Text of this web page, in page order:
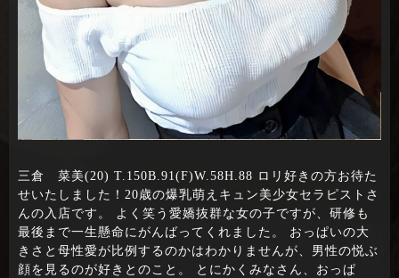
三倉 菜美(20) T.150B.91(F)W.58H.88 ロリ好きの方お待た
せいたしました！20歳の爆乳萌えキュン美少女セラピストさ
んの入店です。 よく笑う愛嬌抜群な女の子ですが、研修も
最後まで一生懸命にがんばってくれました。 おっぱいの大
きさと母性愛が比例するのかはわかりませんが、男性の悦ぶ
顔を見るのが好きとのこと。 とにかくみなさん、おっぱ